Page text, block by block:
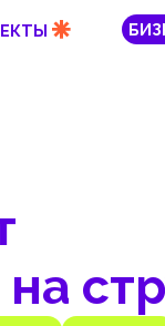
БИЗНЕСУ